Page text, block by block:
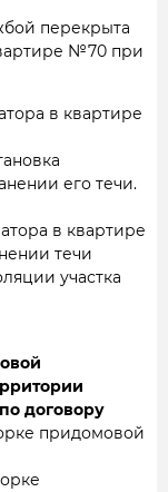
перекрыта
№70 при
в квартире
его течи.
в квартире
течи
участка
договору
придомовой